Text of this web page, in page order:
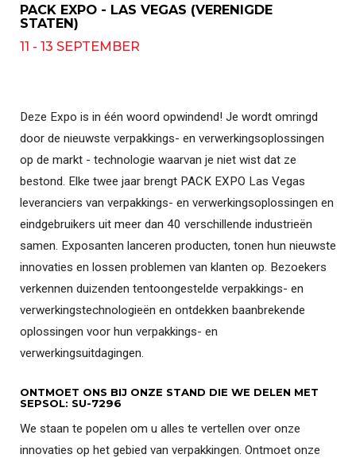
PACK EXPO - LAS VEGAS (VERENIGDE
STATEN)
11 - 13 SEPTEMBER
Deze Expo is in één woord opwindend! Je wordt omringd
door de nieuwste verpakkings- en verwerkingsoplossingen
op de markt - technologie waarvan je niet wist dat ze
bestond. Elke twee jaar brengt PACK EXPO Las Vegas
leveranciers van verpakkings- en verwerkingsoplossingen en
eindgebruikers uit meer dan 40 verschillende industrieën
samen. Exposanten lanceren producten, tonen hun nieuwste
innovaties en lossen problemen van klanten op. Bezoekers
verkennen duizenden tentoongestelde verpakkings- en
verwerkingstechnologieën en ontdekken baanbrekende
oplossingen voor hun verpakkings- en
verwerkingsuitdagingen.
ONTMOET ONS BIJ ONZE STAND DIE WE DELEN MET
SEPSOL: SU-7296
We staan te popelen om u alles te vertellen over onze
innovaties op het gebied van verpakkingen. Ontmoet onze